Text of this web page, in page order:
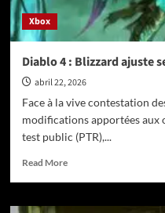
jour
Xbox
Diablo 4 : Blizzard ajuste
abril 22, 2026
Face à la vive contestation
modifications apportées
test public (PTR),...
Read MoreRead
Diablo